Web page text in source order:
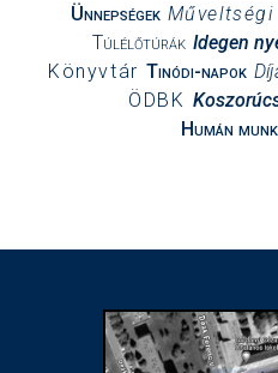
Ünnepségek
Túlélőtúrák Idegen
Könyvtár Tinódi-napok
ÖDBK
Humán